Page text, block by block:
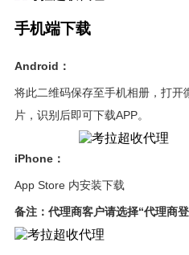
手机端下载
Android：
将此二维码保存至手机相册，打开
片，识别后即可下载APP。
iPhone：
App Store 内安装下载
备注：代理商客户请选择“代理商